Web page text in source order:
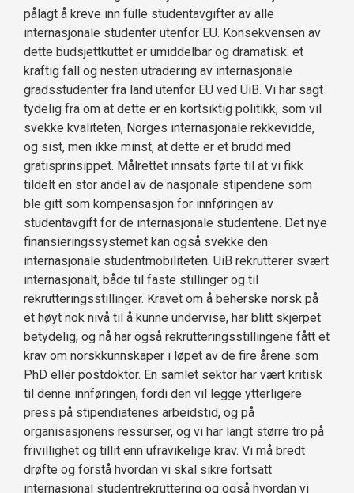
pålagt å kreve inn fulle studentavgifter av alle
internasjonale studenter utenfor EU. Konsekvensen av
dette budsjettkuttet er umiddelbar og dramatisk: et
kraftig fall og nesten utradering av internasjonale
gradsstudenter fra land utenfor EU ved UiB. Vi har sagt
tydelig fra om at dette er en kortsiktig politikk, som vil
svekke kvaliteten, Norges internasjonale rekkevidde,
og sist, men ikke minst, at dette er et brudd med
gratisprinsippet. Målrettet innsats førte til at vi fikk
tildelt en stor andel av de nasjonale stipendene som
ble gitt som kompensasjon for innføringen av
studentavgift for de internasjonale studentene. Det nye
finansieringssystemet kan også svekke den
internasjonale studentmobiliteten. UiB rekrutterer svært
internasjonalt, både til faste stillinger og til
rekrutteringsstillinger. Kravet om å beherske norsk på
et høyt nok nivå til å kunne undervise, har blitt skjerpet
betydelig, og nå har også rekrutteringsstillingene fått et
krav om norskkunnskaper i løpet av de fire årene som
PhD eller postdoktor. En samlet sektor har vært kritisk
til denne innføringen, fordi den vil legge ytterligere
press på stipendiatenes arbeidstid, og på
organisasjonens ressurser, og vi har langt større tro på
frivillighet og tillit enn ufravikelige krav. Vi må bredt
drøfte og forstå hvordan vi skal sikre fortsatt
internasjonal studentrekruttering og også hvordan vi